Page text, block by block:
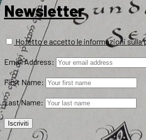
Newsletter
Ho letto e accetto le informazioni sulla
Email Address:
First Name:
Last Name: